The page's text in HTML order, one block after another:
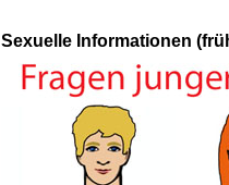
Sexuelle Informationen